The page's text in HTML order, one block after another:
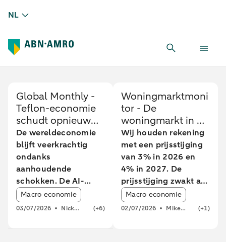
NL
Global Monthly -
Teflon-economie
schudt opnieuw
een schok van zich
af
Article tags:
Macro economie
03/07/2026
Nick
(+6)
De wereldeconomie
blijft veerkrachtig
ondanks
aanhoudende
schokken. De AI-
hausse, defensie-
uitgaven en de
Woningmarktmoni
tor - De
woningmarkt in de
greep van hogere
rente
Article tags:
Macro economie
02/07/2026
Mike
(+1)
Wij houden rekening
met een prijsstijging
van 3% in 2026 en
4% in 2027. De
prijsstijging zwakt af
doordat de
hypotheekrente is